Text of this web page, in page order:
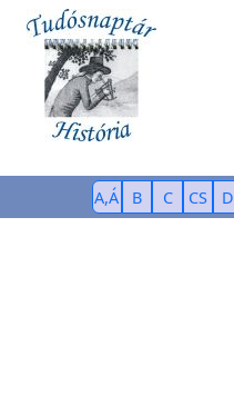
A,Á B C CS D